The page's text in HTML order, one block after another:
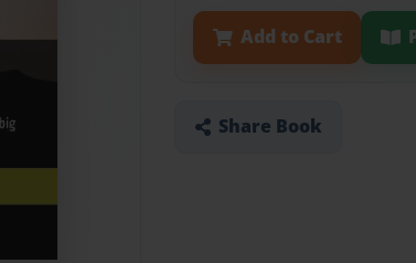
Add to Cart
Share Book